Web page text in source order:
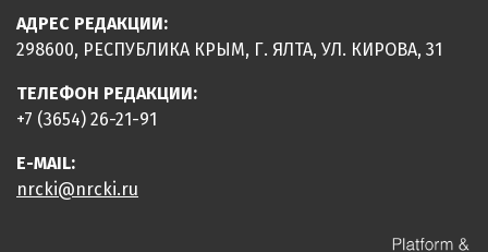
АДРЕС РЕДАКЦИИ:
298600, РЕСПУБЛИКА КРЫМ, Г. ЯЛТА, УЛ. КИРОВА, 31
ТЕЛЕФОН РЕДАКЦИИ:
+7 (3654) 26-21-91
E-MAIL:
nrcki@nrcki.ru